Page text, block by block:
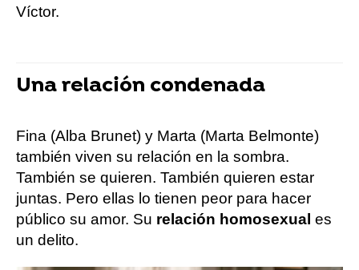
Víctor.
Una relación condenada
Fina (Alba Brunet) y Marta (Marta Belmonte)
también viven su relación en la sombra.
También se quieren. También quieren estar
juntas. Pero ellas lo tienen peor para hacer
público su amor. Su relación homosexual es
un delito.